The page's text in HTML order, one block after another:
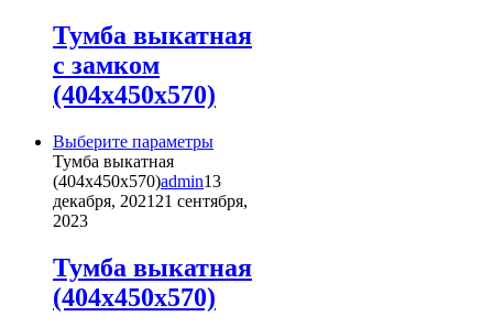
выбрать
странице
товара.
Тумба выкатная
с замком
(404х450х570)
Выберите параметрыЭтот
имеет
несколько
выбрать
на
Тумба выкатная
(404х450х570)admin13
декабря, 2021 21 сентября,
2023
Тумба выкатная
(404х450х570)